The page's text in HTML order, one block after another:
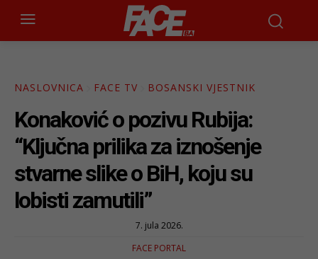
NASLOVNICA FACE TV BOSANSKI VJESTNIK
Konaković o pozivu Rubija:
“Ključna prilika za iznošenje
stvarne slike o BiH, koju su
lobisti zamutili”
7. jula 2026.
FACE PORTAL